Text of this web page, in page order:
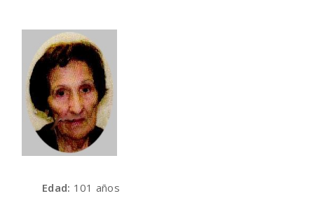
Edad: 101 años